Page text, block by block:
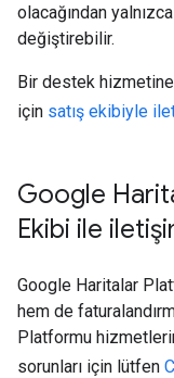
olacağından
değiştirebilir.
Bir destek
için satış ekibiyle
Google
Ekibi ile
Google Haritalar
hem de
Platformu
sorunları için lütfen